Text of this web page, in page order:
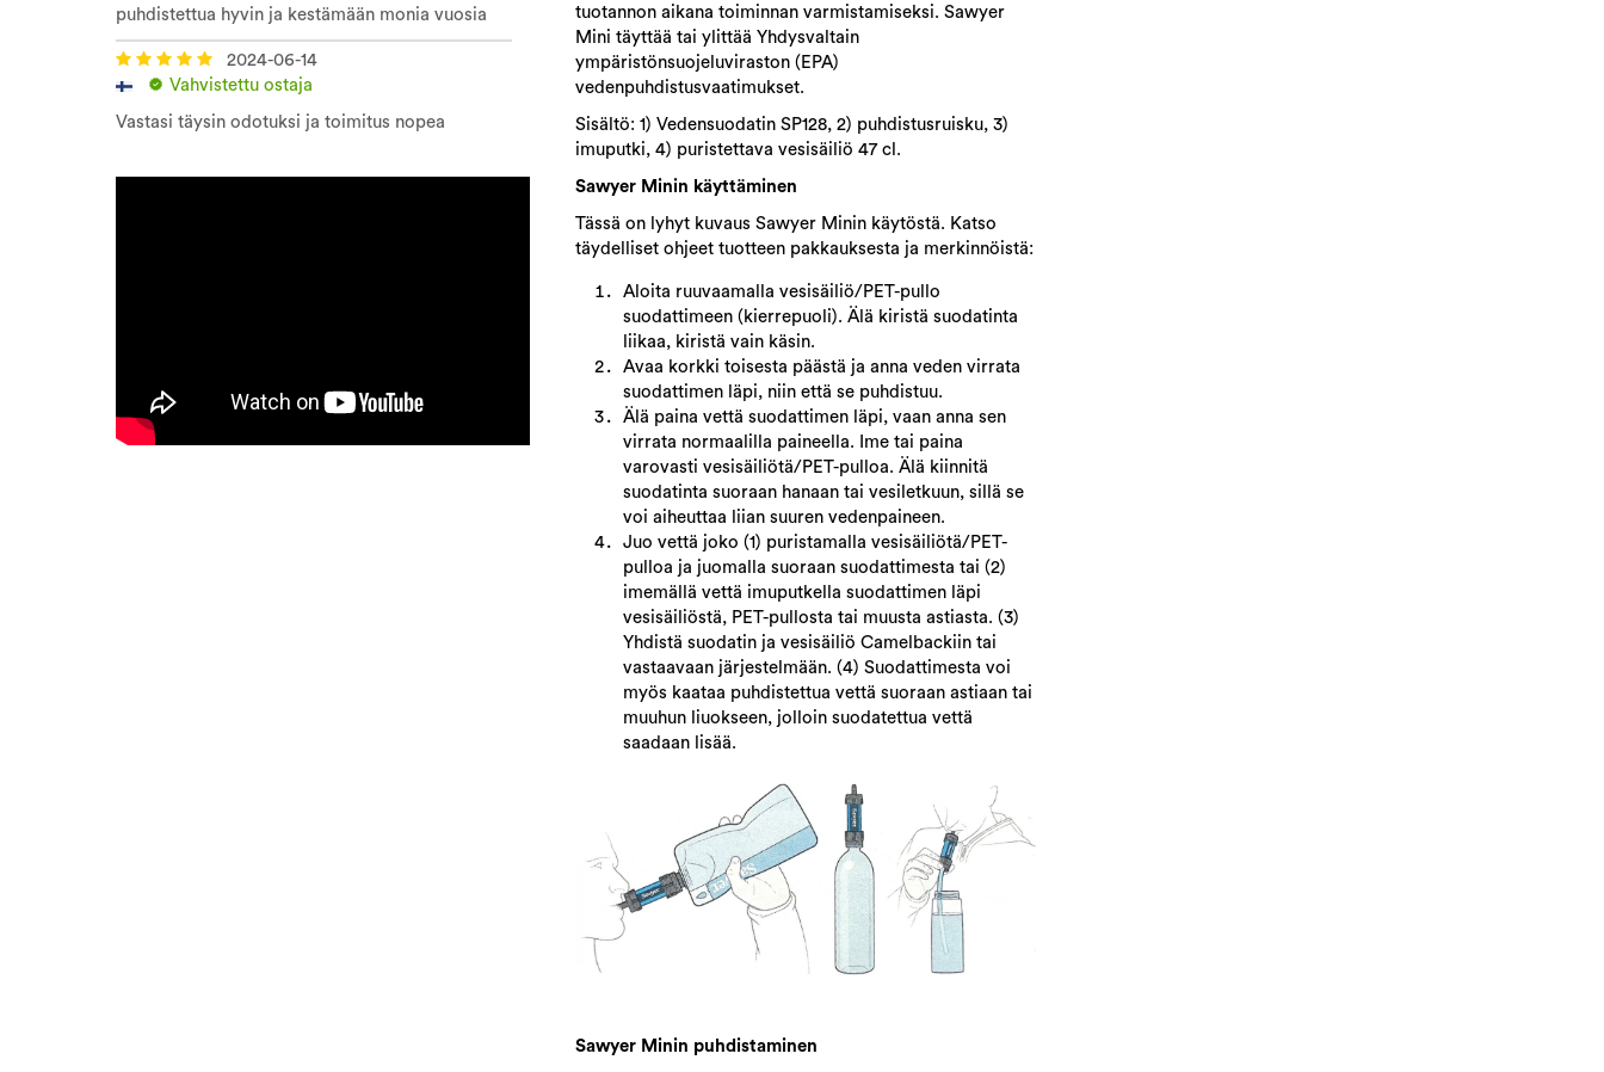
tuotannon aikana toiminnan varmistamiseksi. Sawyer
Mini täyttää tai ylittää Yhdysvaltain
ympäristönsuojeluviraston (EPA)
vedenpuhdistusvaatimukset.
Sisältö: 1) Vedensuodatin SP128, 2) puhdistusruisku, 3)
imuputki, 4) puristettava vesisäiliö 47 cl.
Sawyer Minin käyttäminen
Tässä on lyhyt kuvaus Sawyer Minin käytöstä. Katso
täydelliset ohjeet tuotteen pakkauksesta ja merkinnöistä:
Aloita ruuvaamalla vesisäiliö/PET-pullo
suodattimeen (kierrepuoli). Älä kiristä suodatinta
liikaa, kiristä vain käsin.
Avaa korkki toisesta päästä ja anna veden virrata
suodattimen läpi, niin että se puhdistuu.
Älä paina vettä suodattimen läpi, vaan anna sen
virrata normaalilla paineella. Ime tai paina
varovasti vesisäiliötä/PET-pulloa. Älä kiinnitä
suodatinta suoraan hanaan tai vesiletkuun, sillä se
voi aiheuttaa liian suuren vedenpaineen.
Juo vettä joko (1) puristamalla vesisäiliötä/PET-
pulloa ja juomalla suoraan suodattimesta tai (2)
imemällä vettä imuputkella suodattimen läpi
vesisäiliöstä, PET-pullosta tai muusta astiasta. (3)
Yhdistä suodatin ja vesisäiliö Camelbackiin tai
vastaavaan järjestelmään. (4) Suodattimesta voi
myös kaataa puhdistettua vettä suoraan astiaan tai
muuhun liuokseen, jolloin suodatettua vettä
saadaan lisää.
Sawyer Minin puhdistaminen
puhdistettua hyvin ja kestämään monia vuosia
2024-06-14
Vahvistettu ostaja
Vastasi täysin odotuksi ja toimitus nopea